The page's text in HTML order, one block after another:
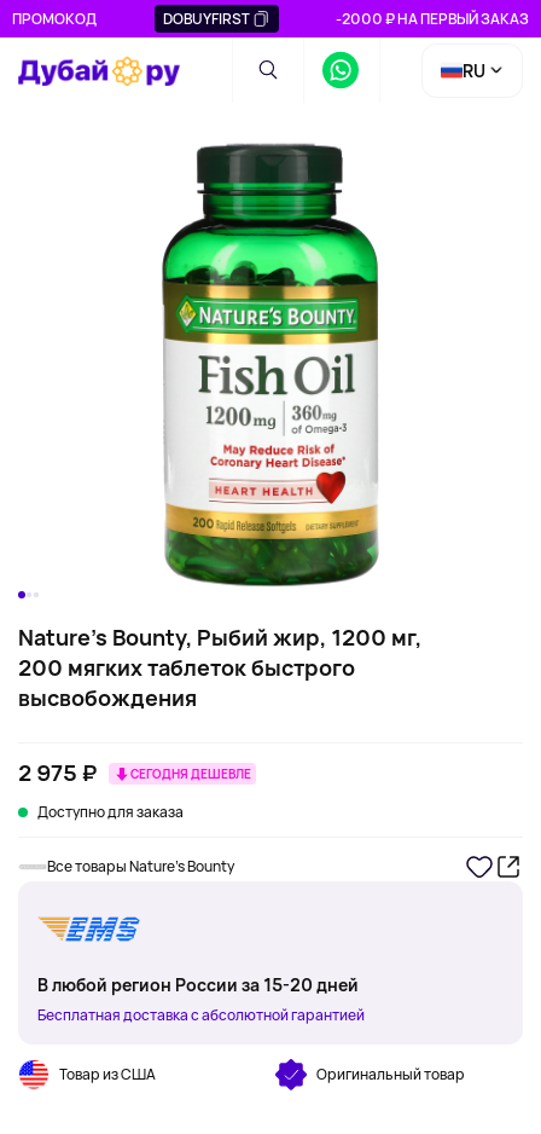
ПРОМОКОД DOBUYFIRST -2000 ₽ НА ПЕРВЫЙ ЗАКАЗ
RU
Nature's Bounty, Рыбий жир, 1200 мг,
200 мягких таблеток быстрого
высвобождения
2 975 ₽ СЕГОДНЯ ДЕШЕВЛЕ
Доступно для заказа
Все товары Nature's Bounty
В любой регион России за 15-20 дней
Бесплатная доставка с абсолютной гарантией
Товар из США Оригинальный товар